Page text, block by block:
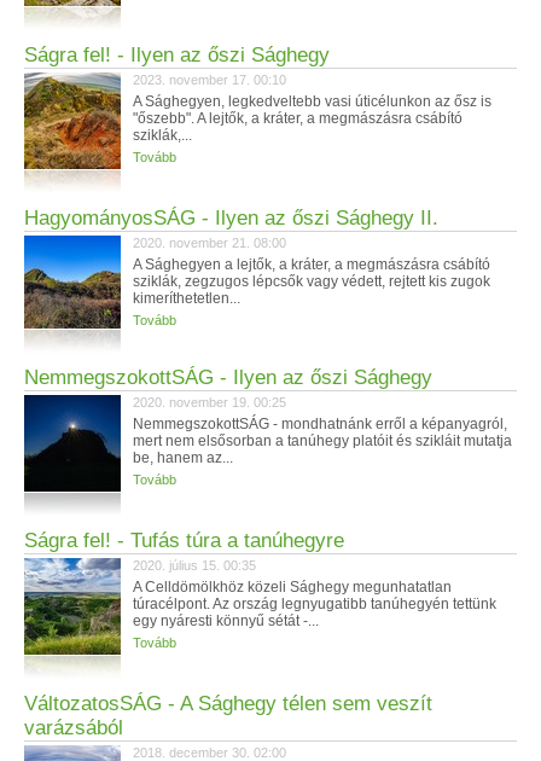
Ságra fel! - Ilyen az őszi Sághegy
2023. november 17. 00:10
A Sághegyen, legkedveltebb vasi úticélunkon az ősz is
"őszebb". A lejtők, a kráter, a megmászásra csábító
sziklák,...
Tovább
HagyományosSÁG - Ilyen az őszi Sághegy II.
2020. november 21. 08:00
A Sághegyen a lejtők, a kráter, a megmászásra csábító
sziklák, zegzugos lépcsők vagy védett, rejtett kis zugok
kimeríthetetlen...
Tovább
NemmegszokottSÁG - Ilyen az őszi Sághegy
2020. november 19. 00:25
NemmegszokottSÁG - mondhatnánk erről a képanyagról,
mert nem elsősorban a tanúhegy platóit és szikláit mutatja
be, hanem az...
Tovább
Ságra fel! - Tufás túra a tanúhegyre
2020. július 15. 00:35
A Celldömölkhöz közeli Sághegy megunhatatlan
túracélpont. Az ország legnyugatibb tanúhegyén tettünk
egy nyáresti könnyű sétát -...
Tovább
VáltozatosSÁG - A Sághegy télen sem veszít
varázsából
2018. december 30. 02:00